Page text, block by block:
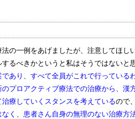
の一例をあげましたが、注意してほし
るべきかというと私はそうではないと
あり、すべて全員がこれで行っている
プロアクティブ療法での治療から、漢
療していくスタンスを考えているので
く、患者さん自身の無理のない治療方